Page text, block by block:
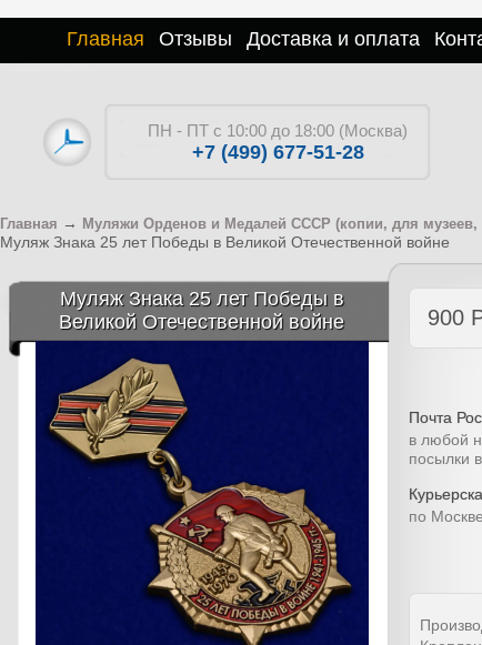
Главная Отзывы Доставка и оплата
ПН - ПТ с 10:00 до 18:00 (Москва)
+7 (499) 677-51-28
Главная → Муляжи Орденов и Медалей СССР (копии, для музеев,
Муляж Знака 25 лет Победы в Великой Отечественной войне
Муляж Знака 25 лет Победы в
Великой Отечественной войне
900
Почта
в любой
посылки
по